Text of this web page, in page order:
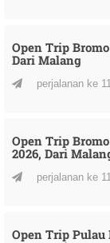
Open Trip
Dari Malang
perjalanan ke
Open Trip
2026, Dari
perjalanan ke
Open Trip Pulau